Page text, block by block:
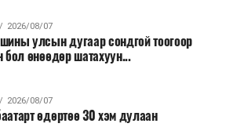
2026/08/07
улсын дугаар сондгой тоогоор
бол өнөөдөр шатахуун...
2026/08/07
өдөртөө 30 хэм дулаан